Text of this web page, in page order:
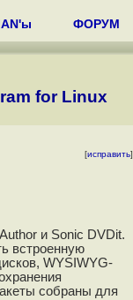
ФОРУМ
for Linux
[исправить]
и Sonic DVDit.
встроенную
WYSIWYG-
собраны для